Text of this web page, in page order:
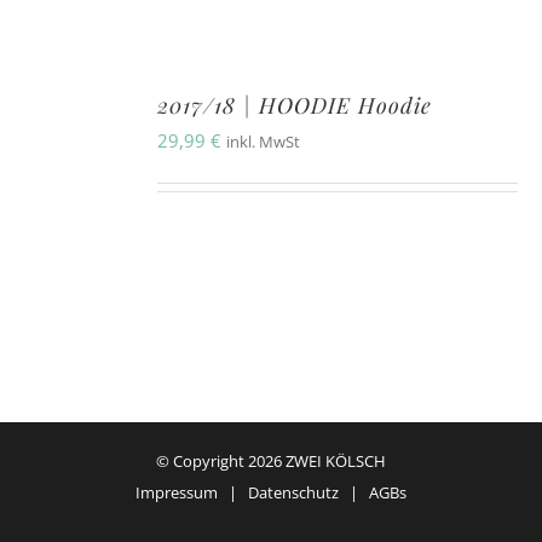
2017/18 | HOODIE Hoodie
29,99€ inkl. MwSt
© Copyright2026 ZWEI KÖLSCH
Impressum | Datenschutz | AGBs